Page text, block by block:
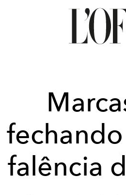
falência